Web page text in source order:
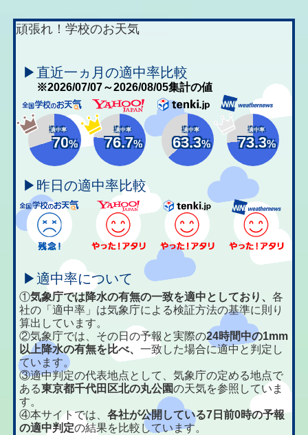
頑張れ！学校のお天気
▶直近一ヵ月の適中率比較
※2026/07/07～2026/08/05集計の値
適中率
70%
適中率
76.7%
適中率
63.3%
適中率
73.3%
▶昨日の適中率比較
▶適中率について
①気象庁では降水の有無の一致を適中としており、各
社の「適中率」は気象庁による検証方法の基準に則り
算出しています。
②気象庁では、その日の予報と実際の24時間中の1mm
以上降水の有無を比べ、一致した場合に適中と判定し
ています。
③適中判定の代表地点として、気象庁の定める地点で
ある東京都千代田区北の丸公園の天気を参照していま
す。
④本サイトでは、各社が公開している7日前0時の予報
の適中判定の結果を比較しています。